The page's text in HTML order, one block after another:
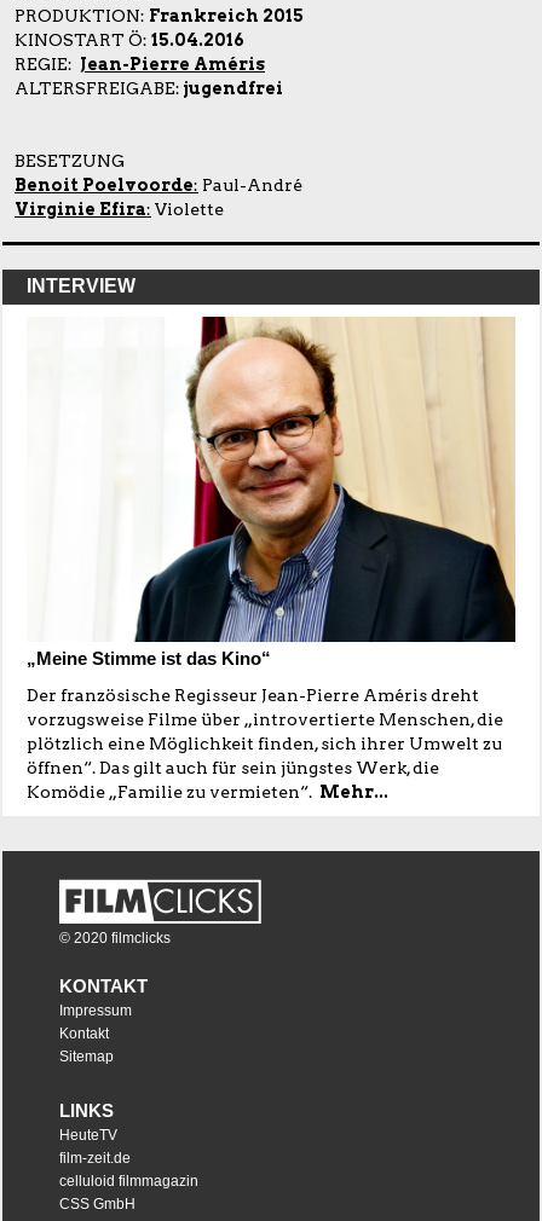
PRODUKTION: Frankreich 2015
KINOSTART Ö: 15.04.2016
REGIE: Jean-Pierre Améris
ALTERSFREIGABE: jugendfrei
BESETZUNG
Benoit Poelvoorde: Paul-André
Virginie Efira: Violette
INTERVIEW
„Meine Stimme ist das Kino“
Der französische Regisseur Jean-Pierre Améris dreht
vorzugsweise Filme über „introvertierte Menschen, die
plötzlich eine Möglichkeit finden, sich ihrer Umwelt zu
öffnen“. Das gilt auch für sein jüngstes Werk, die
Komödie „Familie zu vermieten“. Mehr...
© 2020 filmclicks
KONTAKT
Impressum
Kontakt
Sitemap
LINKS
HeuteTV
film-zeit.de
celluloid filmmagazin
CSS GmbH